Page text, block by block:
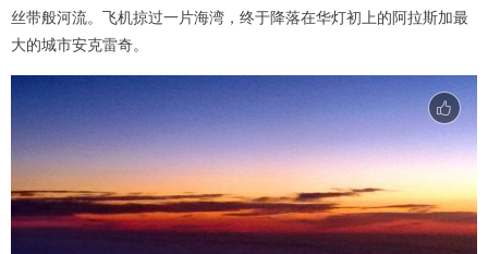
丝带般河流。飞机掠过一片海湾，终于降落在华灯初上的阿拉斯加最
大的城市安克雷奇。